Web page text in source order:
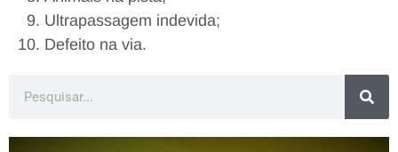
Ultrapassagem indevida;
Defeito na via.